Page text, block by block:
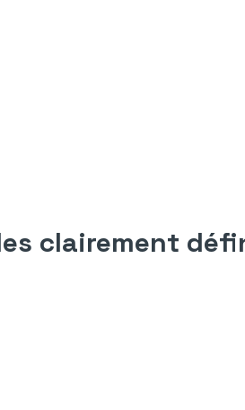
clairement